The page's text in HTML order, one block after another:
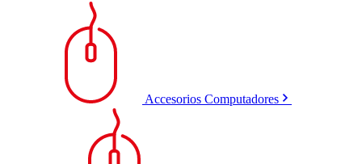
Accesorios Computadores